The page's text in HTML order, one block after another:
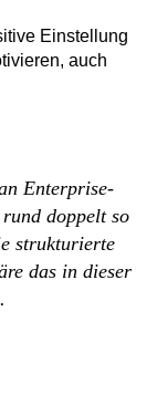
Einstellung
auch
Enterprise-
doppelt so
strukturierte
das in dieser